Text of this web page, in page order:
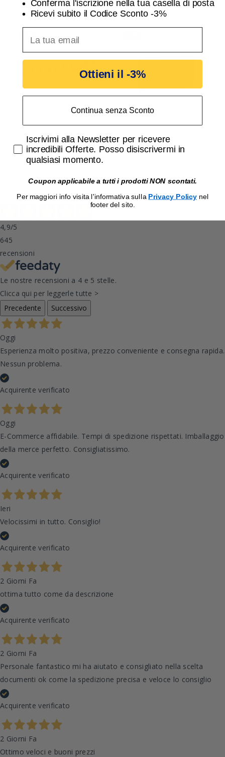
-3%
Master MM60
1,25 € 1,21 €
moduli AVE 53T12BG
23,39 € 22,69 €
Eccellente
4,9/5
645
recensioni
Le nostre recensioni a 4 e 5 stelle.
Clicca qui per leggerle tutte >
Precedente
Successivo
Oggi
Esperienza molto positiva, prezzo conveniente e consegna rapida.
Nessun problema.
Acquirente verificato
Oggi
E-Commerce affidabile. Tempi di spedizione rispettati. Imballaggio
della merce perfetto. Consigliatissimo.
Acquirente verificato
Ieri
Velocissimi in tutto. Consiglio!
Acquirente verificato
2 Giorni Fa
ottima tutto come da descrizione
Acquirente verificato
2 Giorni Fa
Personale fantastico mi ha aiutato e consigliato nella scelta
documenti ok come la spedizione precisa e veloce lo consiglio
Acquirente verificato
2 Giorni Fa
Ottimo veloci e buoni prezzi
Conferma l'iscrizione nella tua casella di posta
Ricevi subito il Codice Sconto -3%
Ottieni il -3%
Continua senza Sconto
Accetta di ricevere email promozionali
Iscrivimi alla Newsletter per ricevere
incredibili Offerte. Posso disiscrivermi in
qualsiasi momento.
Coupon applicabile a tutti i prodotti NON scontati.
Per maggiori info visita l'informativa sulla Privacy Policy nel
footer del sito.